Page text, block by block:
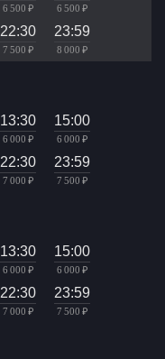
6 500 ₽ 6 500 ₽
22:30
7 500 ₽
23:59
8 000 ₽
13:30
6 000 ₽
15:00
6 000 ₽
22:30
7 000 ₽
23:59
7 500 ₽
13:30
6 000 ₽
15:00
6 000 ₽
22:30
7 000 ₽
23:59
7 500 ₽